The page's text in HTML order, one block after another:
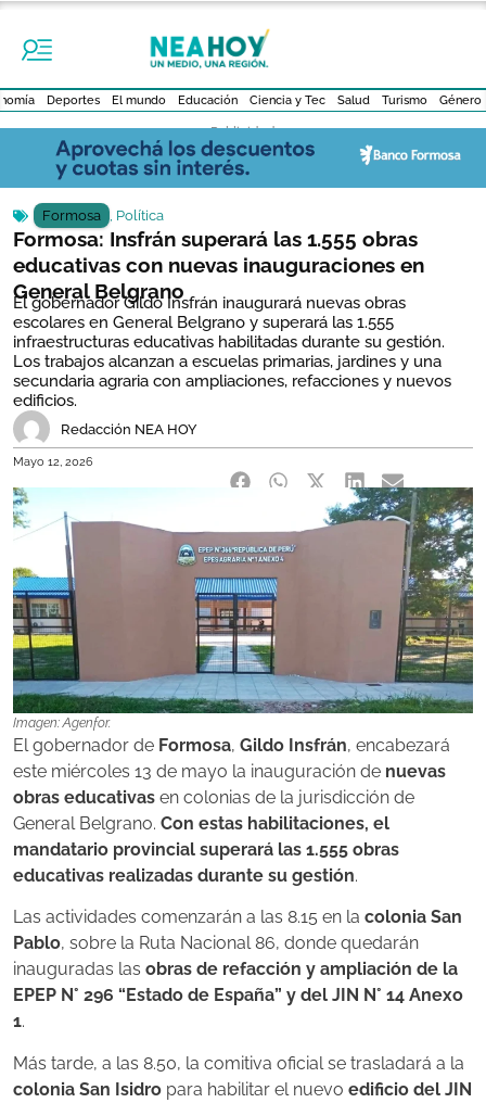
Deportes El mundo Educación Ciencia y Tec Salud Turismo Género
- Publicidad -
Formosa , Política
Formosa: Insfrán superará las 1.555 obras
educativas con nuevas inauguraciones en
General Belgrano
El gobernador Gildo Insfrán inaugurará nuevas obras
escolares en General Belgrano y superará las 1.555
infraestructuras educativas habilitadas durante su gestión.
Los trabajos alcanzan a escuelas primarias, jardines y una
secundaria agraria con ampliaciones, refacciones y nuevos
edificios.
Redacción NEA HOY
Mayo 12, 2026
Imagen: Agenfor.
El gobernador de Formosa, Gildo Insfrán, encabezará
este miércoles 13 de mayo la inauguración de nuevas
obras educativas en colonias de la jurisdicción de
General Belgrano. Con estas habilitaciones, el
mandatario provincial superará las 1.555 obras
educativas realizadas durante su gestión.
Las actividades comenzarán a las 8.15 en la colonia San
Pablo, sobre la Ruta Nacional 86, donde quedarán
inauguradas las obras de refacción y ampliación de la
EPEP N° 296 “Estado de España” y del JIN N° 14 Anexo
1.
Más tarde, a las 8.50, la comitiva oficial se trasladará a la
colonia San Isidro para habilitar el nuevo edificio del JIN